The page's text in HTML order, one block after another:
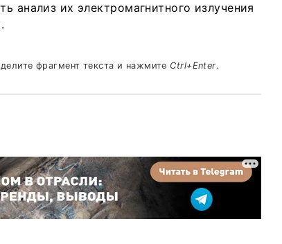
анализ их электромагнитного излучения
фрагмент текста и нажмите Ctrl+Enter.